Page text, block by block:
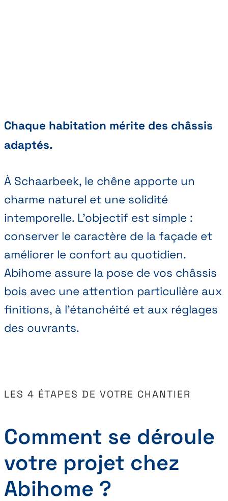
Chaque habitation mérite des châssis
adaptés.
À Schaarbeek, le chêne apporte un
charme naturel et une solidité
intemporelle. L'objectif est simple :
conserver le caractère de la façade et
améliorer le confort au quotidien.
Abihome assure la pose de vos châssis
bois avec une attention particulière aux
finitions, à l'étanchéité et aux réglages
des ouvrants.
LES 4 ÉTAPES DE VOTRE CHANTIER
Comment se déroule
votre projet chez
Abihome ?